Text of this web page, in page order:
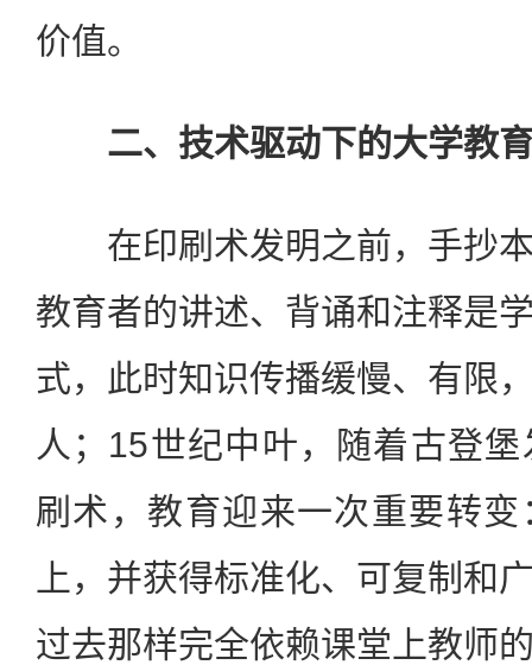
价值。
二、技术驱动下的大学教
在印刷术发明之前，手抄本
教育者的讲述、背诵和注释是
式，此时知识传播缓慢、有限
人；15世纪中叶，随着古登
刷术，教育迎来一次重要转
上，并获得标准化、可复制和
过去那样完全依赖课堂上教师